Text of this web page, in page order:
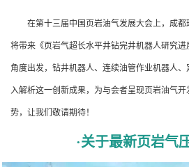
在第十三届中国页岩油气发展大会上，成
将带来《页岩气超长水平井钻完井机器人研究
角度出发，钻井机器人、连续油管作业机器人
入解析这一创新成果，为与会者呈现页岩油气
势，让我们敬请期待！
·关于最新页岩气